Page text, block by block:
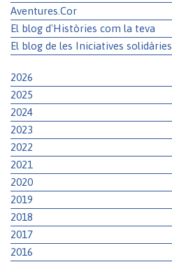
Aventures.Cor
El blog d'Històries com la teva
El blog de les Iniciatives solidàries
2026
2025
2024
2023
2022
2021
2020
2019
2018
2017
2016